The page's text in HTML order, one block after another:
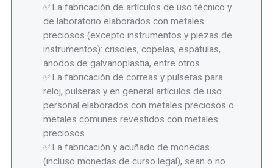
La fabricación de artículos de uso técnico y
de laboratorio elaborados con metales
preciosos (excepto instrumentos y piezas de
instrumentos): crisoles, copelas, espátulas,
ánodos de galvanoplastia, entre otros.
La fabricación de correas y pulseras para
reloj, pulseras y en general artículos de uso
personal elaborados con metales preciosos o
metales comunes revestidos con metales
preciosos.
La fabricación y acuñado de monedas
(incluso monedas de curso legal), sean o no